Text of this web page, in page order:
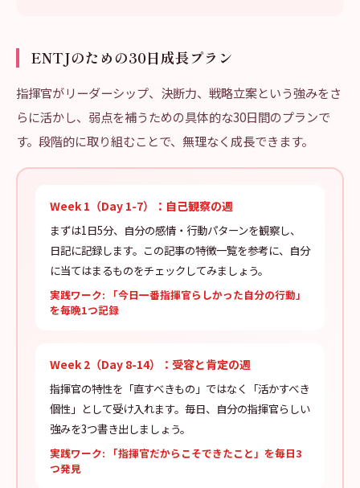
ENTJのための30日成長プラン
指揮官がリーダーシップ、決断力、戦略立案という強みをさ
らに活かし、弱点を補うための具体的な30日間のプランで
す。段階的に取り組むことで、無理なく成長できます。
Week 1（Day 1-7）：自己観察の週
まずは1日5分、自分の感情・行動パターンを観察し、
日記に記録します。この記事の特徴一覧を参考に、自分
に当てはまるものをチェックしてみましょう。
実践ワーク: 「今日一番指揮官らしかった自分の行動」
を毎晩1つ記録
Week 2（Day 8-14）：受容と肯定の週
指揮官の特性を「直すべきもの」ではなく「活かすべき
個性」として受け入れます。毎日、自分の指揮官らしい
強みを3つ書き出しましょう。
実践ワーク: 「指揮官だからこそできたこと」を毎日3
つ発見